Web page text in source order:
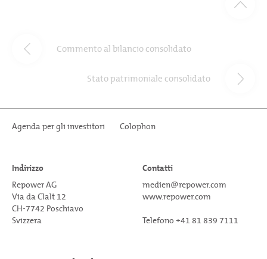
Commento al bilancio consolidato
Stato patrimoniale consolidato
Agenda per gli investitori Colophon
Indirizzo
Repower AG
Via da Clalt 12
CH-7742 Poschiavo
Svizzera
Contatti
medien@repower.com
www.repower.com
Telefono +41 81 839 7111